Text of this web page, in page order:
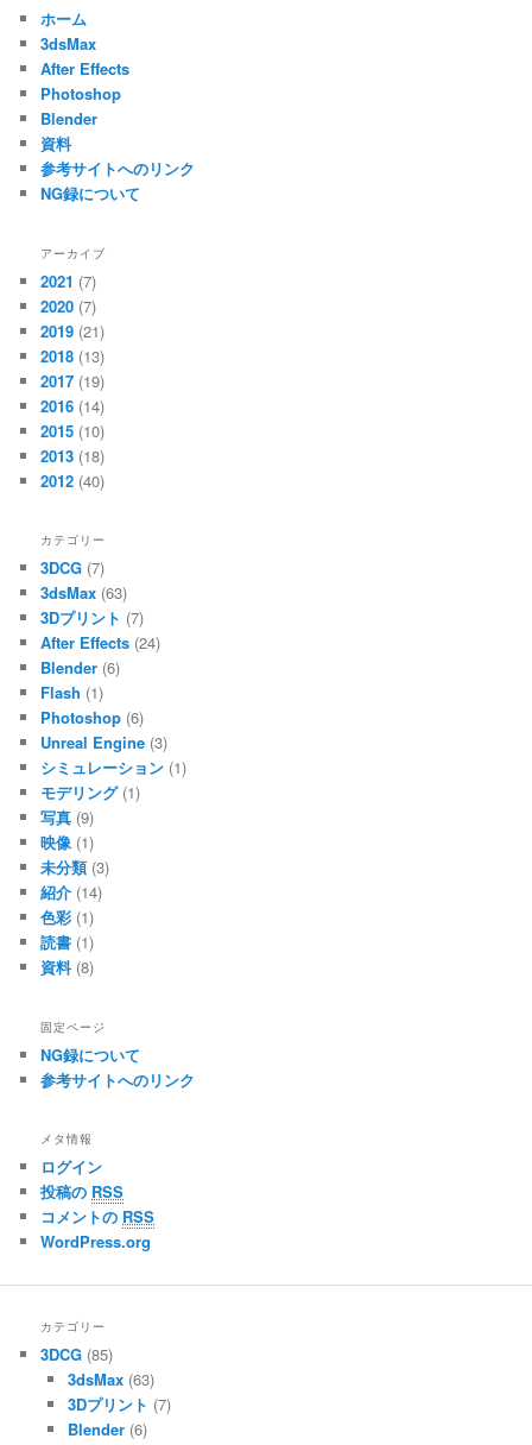
ホーム
3dsMax
After Effects
Photoshop
Blender
資料
参考サイトへのリンク
NG録について
アーカイブ
2021 (7)
2020 (7)
2019 (21)
2018 (13)
2017 (19)
2016 (14)
2015 (10)
2013 (18)
2012 (40)
カテゴリー
3DCG (7)
3dsMax (63)
3Dプリント (7)
After Effects (24)
Blender (6)
Flash (1)
Photoshop (6)
Unreal Engine (3)
シミュレーション (1)
モデリング(1)
写真 (9)
映像 (1)
未分類(3)
紹介 (14)
色彩 (1)
読書 (1)
資料(8)
固定ページ
NG録について
参考サイトへのリンク
メタ情報
ログイン
投稿の RSS
コメントの RSS
WordPress.org
カテゴリー
3DCG (85)
3dsMax(63)
3Dプリント (7)
Blender(6)